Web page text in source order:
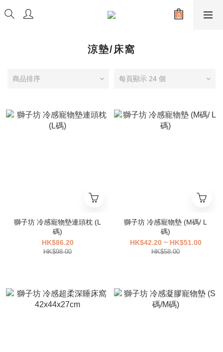
涼墊/床窩
商品排序 每頁顯示 24 個
獅子坊 冷感寵物墊連頭枕 (L
碼)
HK$86.20
HK$98.00
獅子坊 冷感寵物墊 (M碼/ L
碼)
HK$42.20 ~ HK$51.00
HK$58.00